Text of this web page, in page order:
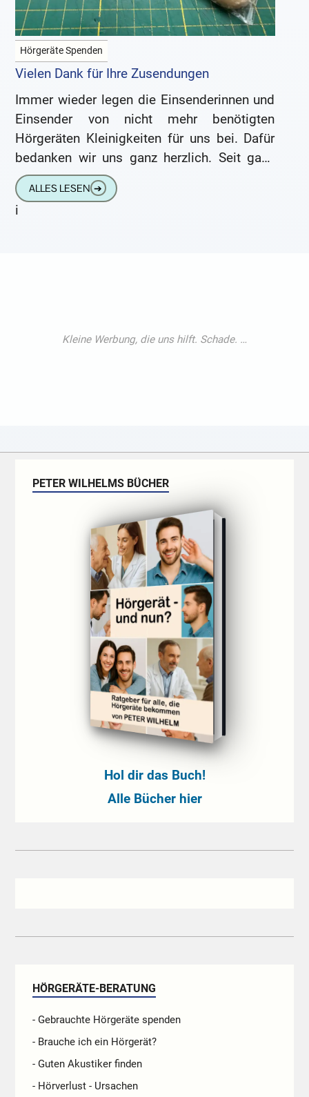
Hörgeräte Spenden
Vielen Dank für Ihre Zusendungen
Immer wieder legen die Einsenderinnen und
Einsender von nicht mehr benötigten
Hörgeräten Kleinigkeiten für uns bei. Dafür
bedanken wir uns ganz herzlich. Seit ganz
vielen Jahren sammeln wir nicht mehr
ALLES LESEN ➔
i
PETER WILHELMS BÜCHER
Hol dir das Buch!
Alle Bücher hier
HÖRGERÄTE-BERATUNG
- Gebrauchte Hörgeräte spenden
- Brauche ich ein Hörgerät?
- Guten Akustiker finden
- Hörverlust - Ursachen